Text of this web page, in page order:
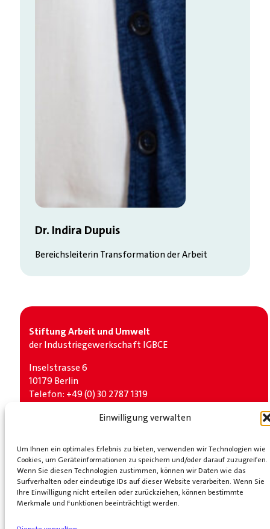
Einwilligung verwalten
Um Ihnen ein optimales Erlebnis zu bieten, verwenden wir Technologien wie
Cookies, um Geräteinformationen zu speichern und/oder darauf zuzugreifen.
Wenn Sie diesen Technologien zustimmen, können wir Daten wie das
Surfverhalten oder eindeutige IDs auf dieser Website verarbeiten. Wenn Sie
Ihre Einwilligung nicht erteilen oder zurückziehen, können bestimmte
Merkmale und Funktionen beeinträchtigt werden.
Dr. Indira Dupuis
Bereichsleiterin Transformation der Arbeit
Stiftung Arbeit und Umwelt
der Industrie­gewerkschaft IGBCE
Inselstrasse 6
10179 Berlin
Telefon: +49 (0) 30 2787 1319
Partner
Industrie­gewerkschaft IGBCEKOMPETENZNETZ
TRANSFORMATIONSBERATUNG GmbH
UNSVERANSTALTUNGEN